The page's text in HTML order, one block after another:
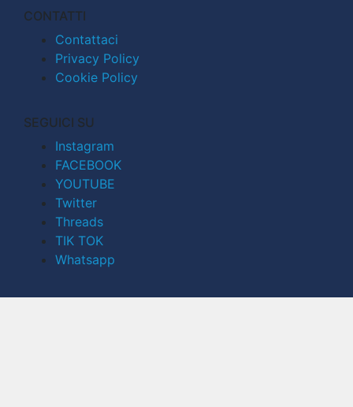
CONTATTI
Contattaci
Privacy Policy
Cookie Policy
SEGUICI SU
Instagram
FACEBOOK
YOUTUBE
Twitter
Threads
TIK TOK
Whatsapp